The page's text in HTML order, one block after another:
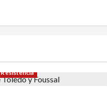
Resistencia